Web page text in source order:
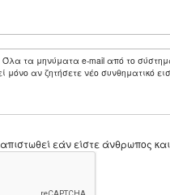
Όλα τα μηνύματα e-mail από το
μόνο αν ζητήσετε νέο συνθηματικό
εάν είστε άνθρωπος